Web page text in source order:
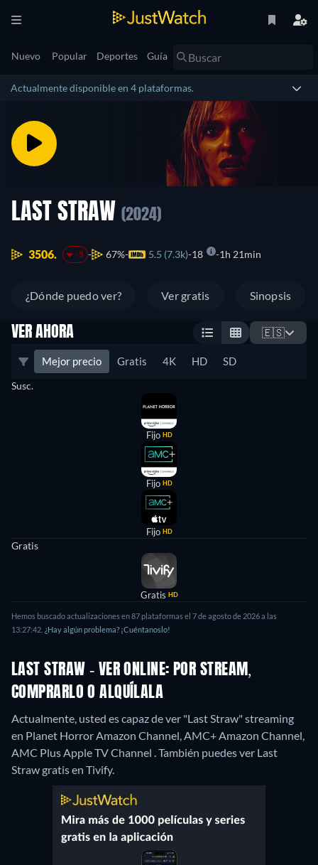
Nuevo Popular Deportes Guía
Actualmente disponible en 4 plataformas.
LAST STRAW (2024)
3506. -5 67% 5.5 (7.3k) 18 1h 21min
¿Dónde puedo ver? Ver gratis Sinopsis
VER AHORA 🇪🇸
Mejor precio Gratis 4K HD SD
Susc.
Fijo HD
Fijo HD
Fijo HD
Gratis
Gratis HD
Hemos buscado actualizaciones en 87 plataformas el 7 de agosto de 2026 a las
13:27:42. ¿Hay algún problema? ¡Cuéntanoslo!
LAST STRAW - VER ONLINE: POR STREAM,
COMPRARLO O ALQUÍLALA
Actualmente, usted es capaz de ver "Last Straw" streaming
en Planet Horror Amazon Channel, AMC+ Amazon Channel,
AMC Plus Apple TV Channel .También puedes ver Last
Straw gratis en Tivify.